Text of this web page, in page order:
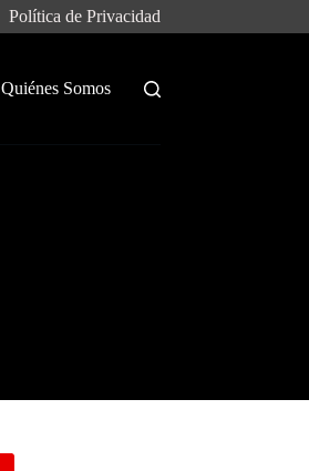
Política de Privacidad
Quiénes Somos